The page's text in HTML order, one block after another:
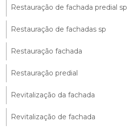
Restauração de fachada predial sp
Restauração de fachadas sp
Restauração fachada
Restauração predial
Revitalização da fachada
Revitalização de fachada